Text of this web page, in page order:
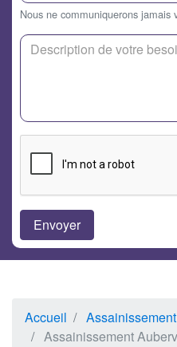
Nous ne communiquerons jamais
Accueil
Assainissement